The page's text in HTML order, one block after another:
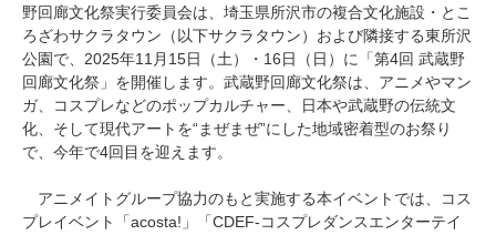
野回廊文化祭実行委員会は、埼玉県所沢市の複合文化施設・とこ
ろざわサクラタウン（以下サクラタウン）および隣接する東所沢
公園で、2025年11月15日（土）・16日（日）に「第4回 武蔵野
回廊文化祭」を開催します。武蔵野回廊文化祭は、アニメやマン
ガ、コスプレなどのポップカルチャー、日本や武蔵野の伝統文
化、そして現代アートを“まぜまぜ”にした地域密着型のお祭り
で、今年で4回目を迎えます。
アニメイトグループ協力のもと実施する本イベントでは、コス
プレイベント「acosta!」「CDEF-コスプレダンスエンターテイ